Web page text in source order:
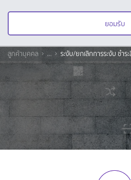
ยอมรับ
ลูกค้าบุคคล ... ระงับ/ยกเลิกการระงับ ชำ